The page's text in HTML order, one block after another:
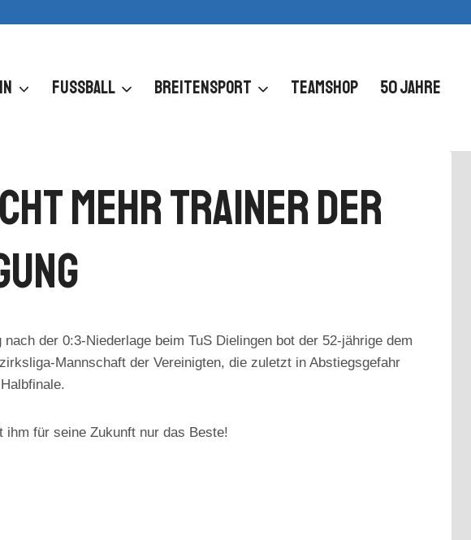
FUSSBALL BREITENSPORT TEAMSHOP 50 JAHRE
Mehr Trainer Der
der 0:3-Niederlage beim TuS Dielingen bot der 52-jährige dem
Mannschaft der Vereinigten, die zuletzt in Abstiegsgefahr
für seine Zukunft nur das Beste!